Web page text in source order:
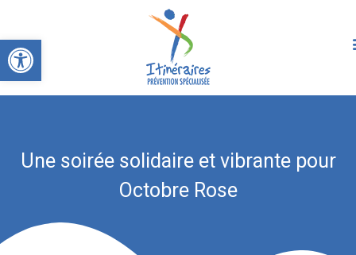
Ouvrir la barre d’outils
Une soirée solidaire et vibrante pour
Octobre Rose